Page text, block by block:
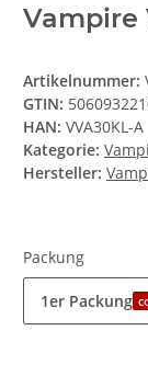
Vampire
Artikelnummer:
GTIN:
HAN: VVA30KL-A
Kategorie:
Hersteller:
Packung
1er Packung